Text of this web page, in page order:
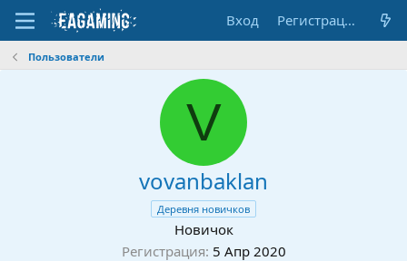
Вход Регистрация
Пользователи
V
vovanbaklan
Деревня новичков
Новичок
Регистрация 5 Апр 2020